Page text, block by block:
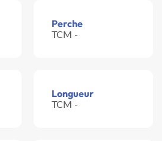
Perche
TCM -
Longueur
TCM -